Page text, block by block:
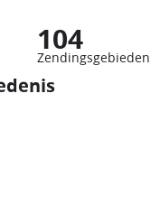
104
Zendingsgebieden